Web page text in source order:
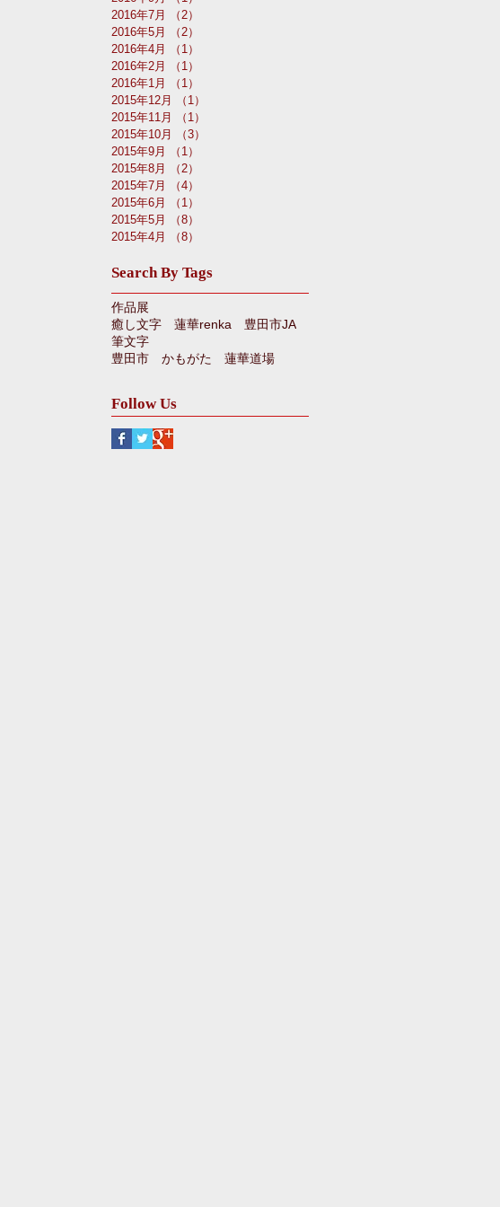
2016年7月
（2）
2016年5月
（2）
2016年4月
（1）
2016年2月
（1）
2016年1月
（1）
2015年12月
（1）
2015年11月
（1）
2015年10月
（3）
2015年9月
（1）
2015年8月
（2）
2015年7月
（4）
2015年6月
（1）
2015年5月
（8）
2015年4月
（8）
Search By Tags
作品展
癒し文字 蓮華renka 豊田市JA
筆文字
豊田市 かもがた 蓮華道場
Follow Us